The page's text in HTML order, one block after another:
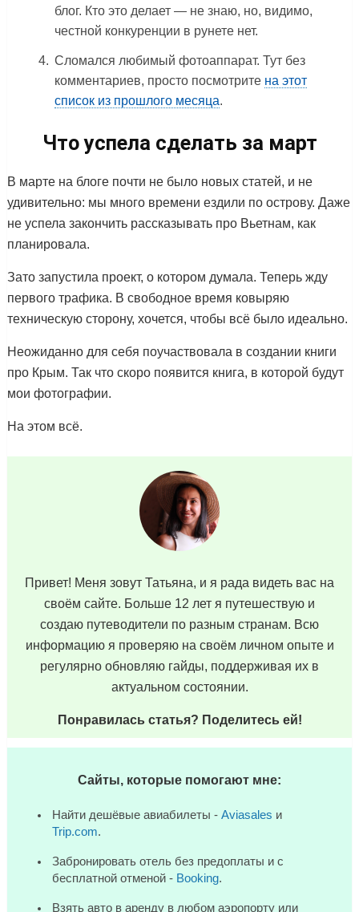
блог. Кто это делает — не знаю, но, видимо,
честной конкуренции в рунете нет.
Сломался любимый фотоаппарат. Тут без
комментариев, просто посмотрите на этот
список из прошлого месяца.
Что успела сделать за март
В марте на блоге почти не было новых статей, и не
удивительно: мы много времени ездили по острову. Даже
не успела закончить рассказывать про Вьетнам, как
планировала.
Зато запустила проект, о котором думала. Теперь жду
первого трафика. В свободное время ковыряю
техническую сторону, хочется, чтобы всё было идеально.
Неожиданно для себя поучаствовала в создании книги
про Крым. Так что скоро появится книга, в которой будут
мои фотографии.
На этом всё.
Привет! Меня зовут Татьяна, и я рада видеть вас на
своём сайте. Больше 12 лет я путешествую и
создаю путеводители по разным странам. Всю
информацию я проверяю на своём личном опыте и
регулярно обновляю гайды, поддерживая их в
актуальном состоянии.
Понравилась статья? Поделитесь ей!
Сайты, которые помогают мне:
Найти дешёвые авиабилеты - Aviasales и
Trip.com.
Забронировать отель без предоплаты и с
бесплатной отменой - Booking.
Взять авто в аренду в любом аэропорту или